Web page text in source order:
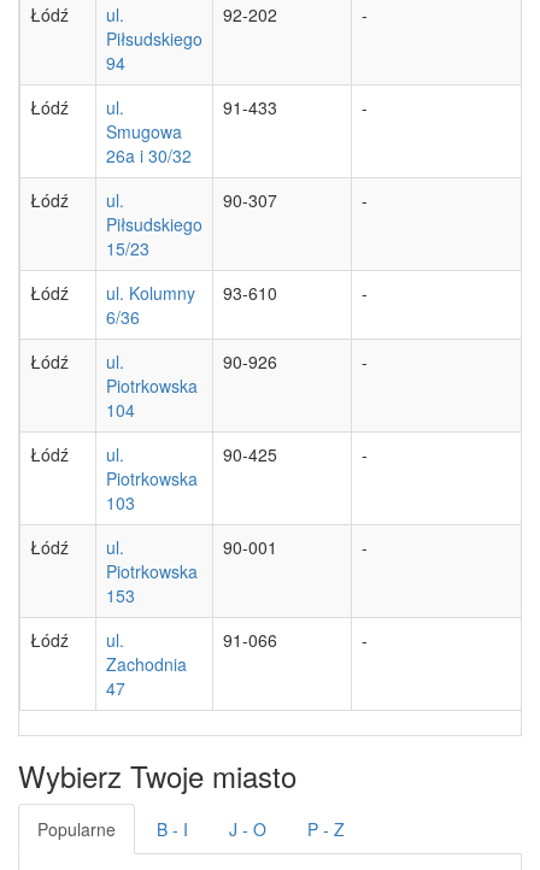
Łódź
ul.
Piłsudskiego
94
92-202 -
Łódź
ul.
Smugowa
26a i 30/32
91-433 -
Łódź
ul.
Piłsudskiego
15/23
90-307 -
Łódź
ul. Kolumny
6/36
93-610 -
Łódź
ul.
Piotrkowska
104
90-926 -
Łódź
ul.
Piotrkowska
103
90-425 -
Łódź
ul.
Piotrkowska
153
90-001 -
Łódź
ul.
Zachodnia
47
91-066 -
Wybierz Twoje miasto
Popularne B - I J - O P - Z